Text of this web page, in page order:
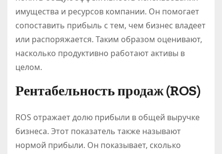
имущества и ресурсов компании. Он помогает
сопоставить прибыль с тем, чем бизнес владеет
или распоряжается. Таким образом оценивают,
насколько продуктивно работают активы в
целом.
Рентабельность продаж (ROS)
ROS отражает долю прибыли в общей выручке
бизнеса. Этот показатель также называют
нормой прибыли. Он показывает, сколько